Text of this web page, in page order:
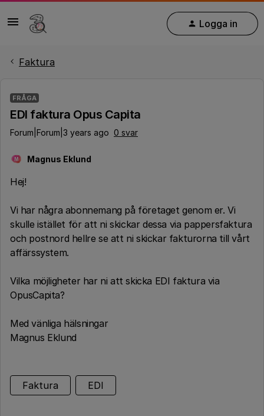
Logga in
Faktura
FRÅGA
EDI faktura Opus Capita
Forum|Forum|3 years ago 0 svar
M Magnus Eklund
Hej!
Vi har några abonnemang på företaget genom er. Vi
skulle istället för att ni skickar dessa via pappersfaktura
och postnord hellre se att ni skickar fakturorna till vårt
affärssystem.
Vilka möjligheter har ni att skicka EDI faktura via
OpusCapita?
Med vänliga hälsningar
Magnus Eklund
Faktura EDI